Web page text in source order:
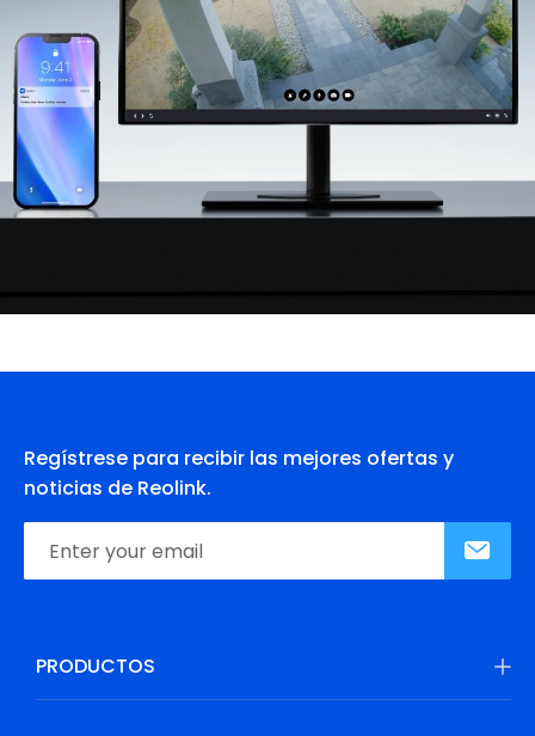
Regístrese para recibir las mejores ofertas y
noticias de Reolink.
PRODUCTOS